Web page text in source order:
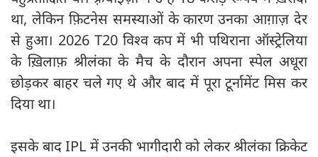
था, लेकिन फ़िटनेस समस्याओं के कारण उनका आग़ाज़ देर
से हुआ। 2026 T20 विश्व कप में भी पथिराना ऑस्ट्रेलिया
के ख़िलाफ़ श्रीलंका के मैच के दौरान अपना स्पेल अधूरा
छोड़कर बाहर चले गए थे और बाद में पूरा टूर्नामेंट मिस कर
दिया था।
इसके बाद IPL में उनकी भागीदारी को लेकर श्रीलंका क्रिकेट